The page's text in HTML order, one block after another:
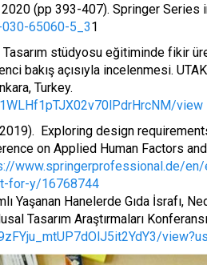
(pp 393-407). Springer Series
65060-5_31
Tasarım stüdyosu eğitiminde fikir
bakış açısıyla incelenmesi.
Turkey.
view
(2019). Exploring design
on Applied Human Factors
www.springerprofessional.de/
for-y/16768744
Yaşanan Hanelerde Gıda İsrafı,
Tasarım Araştırmaları